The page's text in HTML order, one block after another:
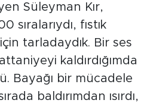
Süleyman Kır,
sıralarıydı, fıstık
tarladaydık. Bir ses
kaldırdığımda
Bayağı bir mücadele
baldırımdan ısırdı,